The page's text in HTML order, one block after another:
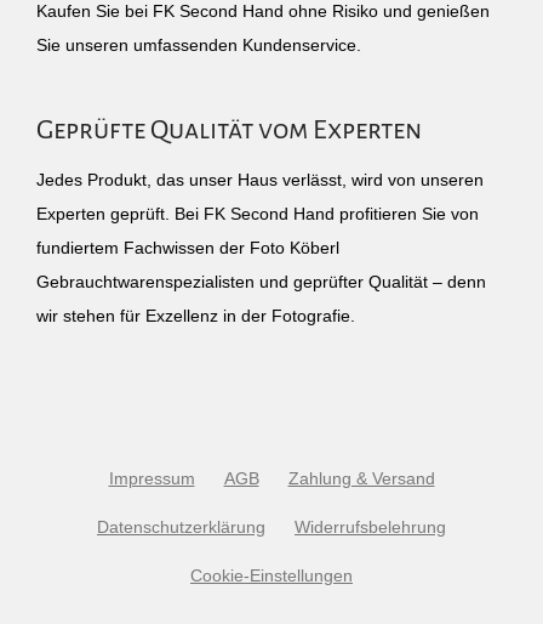
Kaufen Sie bei FK Second Hand ohne Risiko und genießen
Sie unseren umfassenden Kundenservice.
Geprüfte Qualität vom Experten
Jedes Produkt, das unser Haus verlässt, wird von unseren
Experten geprüft. Bei FK Second Hand profitieren Sie von
fundiertem Fachwissen der Foto Köberl
Gebrauchtwarenspezialisten und geprüfter Qualität – denn
wir stehen für Exzellenz in der Fotografie.
Impressum AGB Zahlung & Versand
Datenschutzerklärung Widerrufsbelehrung
Cookie-Einstellungen